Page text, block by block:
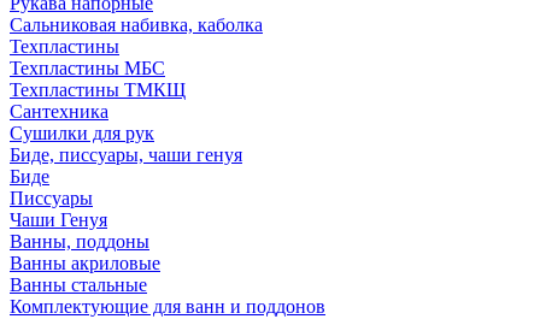
Сальниковая набивка, каболка
Техпластины
Техпластины МБС
Техпластины ТМКЩ
Сантехника
Сушилки для рук
Биде, писсуары, чаши генуя
Биде
Писсуары
Чаши Генуя
Ванны, поддоны
Ванны акриловые
Ванны стальные
Комплектующие для ванн и поддонов